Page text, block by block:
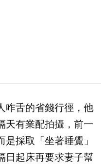
咋舌的省錢行徑，他
天有業配拍攝，前一
採取「坐著睡覺」
日起床再要求妻子幫